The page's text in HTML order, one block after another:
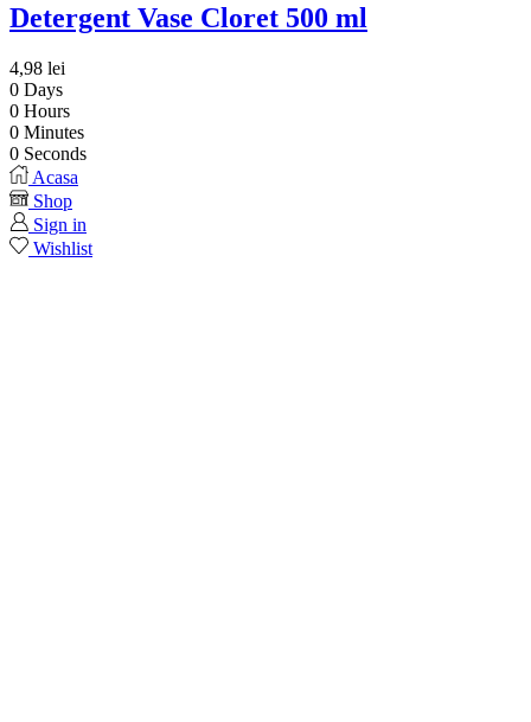
Detergent Vase Cloret 500 ml
4,98 lei
0 Days
0 Hours
0 Minutes
0 Seconds
Acasa
Shop
Sign in
Wishlist